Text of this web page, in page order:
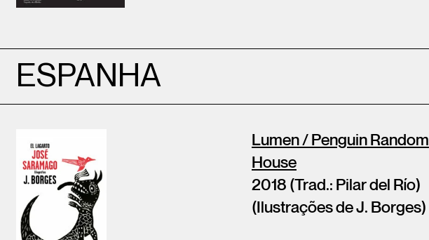
ESPANHA
Lumen / Penguin Random
House
2018 (Trad.: Pilar del Río)
(Ilustrações de J. Borges)